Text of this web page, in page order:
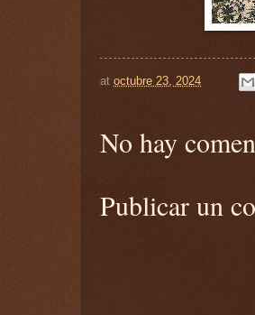
at octubre 23, 2024
No hay
Publicar un